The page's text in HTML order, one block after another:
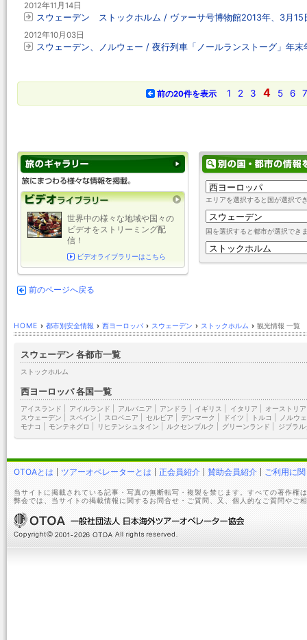
2012年11月14日
スウェーデン ストックホルム / ヴァーサ号博物館2013年、3月15
2012年10月03日
スウェーデン、ノルウェー / 夜行列車「ノールランストーグ」年末
前の20件を表示 1 2 3 4 5 6 7
エリアを選択すると国が選択で
国を選択すると都市が選択でき
世界中の様々な地域や国々の
ビデオをストリーミング配
信！
ビデオライブラリーはこちら
前のページへ戻る
HOME › 都市別安全情報 › 西ヨーロッパ › スウェーデン › ストックホルム › 観光情報 一覧
スウェーデン 各都市一覧
ストックホルム
西ヨーロッパ 各国一覧
アイスランド アイルランド アルバニア アンドラ イギリス イタリア オーストリア
スウェーデン
スペイン スロベニア セルビア デンマーク ドイツ トルコ
ノルウ
モナコ
モンテネグロ リヒテンシュタイン ルクセンブルク グリーンランド ジブラル
OTOAとは ツアーオペレーターとは 正会員紹介 賛助会員紹介 ご利用に
当サイトに掲載されている記事・写真の無断転写・複製を禁じます。すべての著作権
弊会では、当サイトの掲載情報に関するお問合せ・ご質問、又、個人的なご質問やご